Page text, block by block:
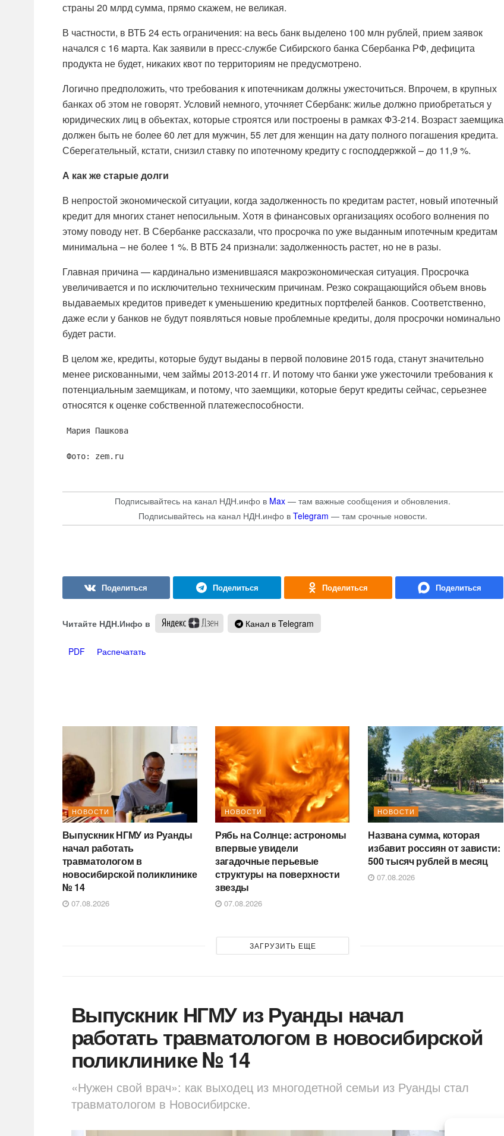
страны 20 млрд сумма, прямо скажем, не великая.
В частности, в ВТБ 24 есть ограничения: на весь банк выделено 100 млн рублей, прием заявок
начался с 16 марта. Как заявили в пресс-службе Сибирского банка Сбербанка РФ, дефицита
продукта не будет, никаких квот по территориям не предусмотрено.
Логично предположить, что требования к ипотечникам должны ужесточиться. Впрочем, в крупных
банках об этом не говорят. Условий немного, уточняет Сбербанк: жилье должно приобретаться у
юридических лиц в объектах, которые строятся или построены в рамках ФЗ-214. Возраст заемщика
должен быть не более 60 лет для мужчин, 55 лет для женщин на дату полного погашения кредита.
Сберегательный, кстати, снизил ставку по ипотечному кредиту с господдержкой – до 11,9 %.
А как же старые долги
В непростой экономической ситуации, когда задолженность по кредитам растет, новый ипотечный
кредит для многих станет непосильным. Хотя в финансовых организациях особого волнения по
этому поводу нет. В Сбербанке рассказали, что просрочка по уже выданным ипотечным кредитам
минимальна – не более 1 %. В ВТБ 24 признали: задолженность растет, но не в разы.
Главная причина — кардинально изменившаяся макроэкономическая ситуация. Просрочка
увеличивается и по исключительно техническим причинам. Резко сокращающийся объем вновь
выдаваемых кредитов приведет к уменьшению кредитных портфелей банков. Соответственно,
даже если у банков не будут появляться новые проблемные кредиты, доля просрочки номинально
будет расти.
В целом же, кредиты, которые будут выданы в первой половине 2015 года, станут значительно
менее рискованными, чем займы 2013-2014 гг. И потому что банки уже ужесточили требования к
потенциальным заемщикам, и потому, что заемщики, которые берут кредиты сейчас, серьезнее
относятся к оценке собственной платежеспособности.
Мария Пашкова
Фото: zem.ru
Подписывайтесь на канал НДН.инфо в Max — там важные сообщения и обновления.
Подписывайтесь на канал НДН.инфо в Telegram — там срочные новости.
Читайте НДН.Инфо в Канал в Telegram
PDF Распечатать
НОВОСТИ
Выпускник НГМУ из Руанды
начал работать
травматологом в
новосибирской поликлинике
№ 14
07.08.2026
НОВОСТИ
Рябь на Солнце: астрономы
впервые увидели
загадочные перьевые
структуры на поверхности
звезды
07.08.2026
НОВОСТИ
Названа сумма, которая
избавит россиян от зависти:
500 тысяч рублей в месяц
07.08.2026
ЗАГРУЗИТЬ ЕЩЕ
Выпускник НГМУ из Руанды начал
работать травматологом в новосибирской
поликлинике № 14
«Нужен свой врач»: как выходец из многодетной семьи из Руанды стал
травматологом в Новосибирске.